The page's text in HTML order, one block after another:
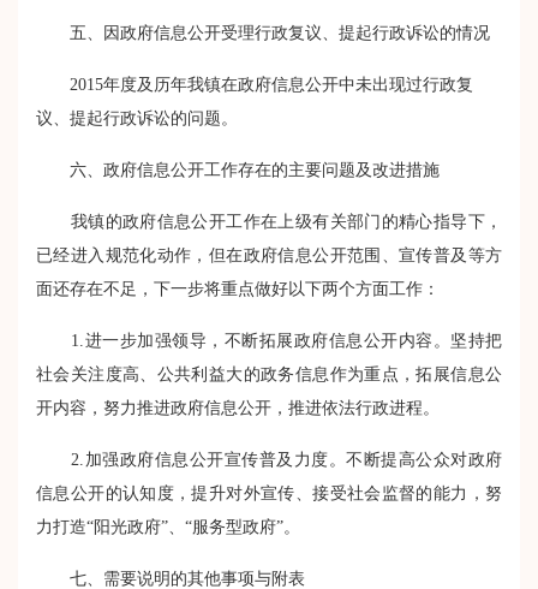
五、因政府信息公开受理行政复议、提起行政诉讼的情况
2015年度及历年我镇在政府信息公开中未出现过行政复
议、提起行政诉讼的问题。
六、政府信息公开工作存在的主要问题及改进措施
我镇的政府信息公开工作在上级有关部门的精心指导下，
已经进入规范化动作，但在政府信息公开范围、宣传普及等方
面还存在不足，下一步将重点做好以下两个方面工作：
1.进一步加强领导，不断拓展政府信息公开内容。坚持把
社会关注度高、公共利益大的政务信息作为重点，拓展信息公
开内容，努力推进政府信息公开，推进依法行政进程。
2.加强政府信息公开宣传普及力度。不断提高公众对政府
信息公开的认知度，提升对外宣传、接受社会监督的能力，努
力打造“阳光政府”、“服务型政府”。
七、需要说明的其他事项与附表